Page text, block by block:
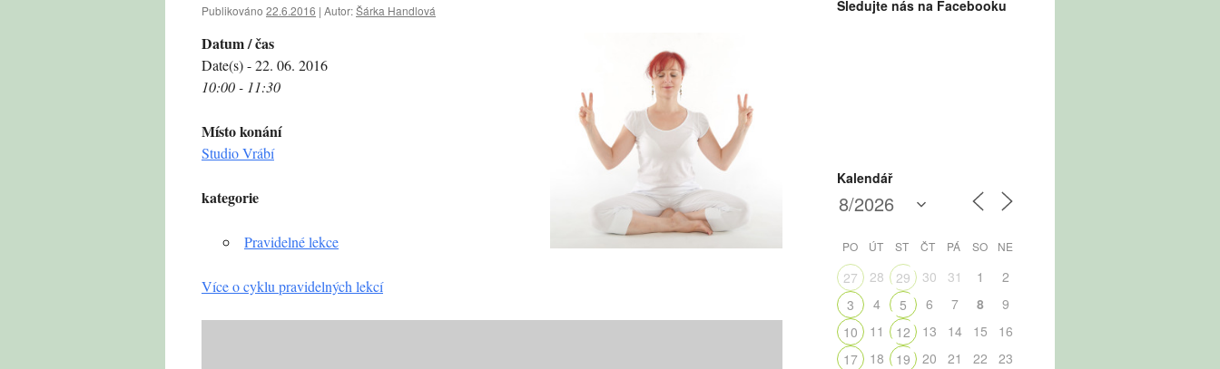
Publikováno 22.6.2016 | Autor:Šárka Handlová
Datum / čas
Date(s) - 22. 06. 2016
10:00 - 11:30
Místo konání
Studio Vrábí
kategorie
Pravidelné lekce
Více o cyklu pravidelných lekcí
Sledujte nás na Facebooku
Kalendář
PO ÚT ST ČT PÁ SO NE
27 28 29 30 31 1
2
3
4 5 6 7 8
9
10
11 12 13 14 15
16
17
18 19 20 21 22
23